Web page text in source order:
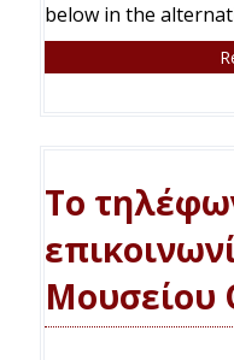
below in the
Το
Μουσείου